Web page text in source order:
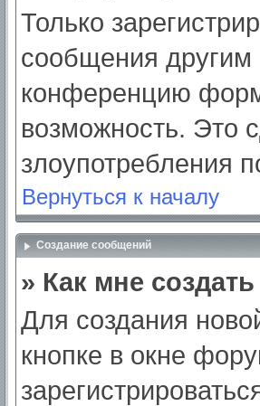
Только
сообщения другим
конференцию
возможность. Это
злоупотребления
Вернуться к началу
Создание сообщений
» Как мне
Для создания
кнопке в окне